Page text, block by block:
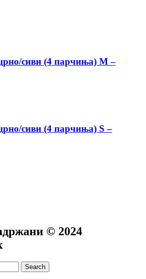
сиви (4 парчиња) M –
сиви (4 парчиња) S –
© 2024
Search